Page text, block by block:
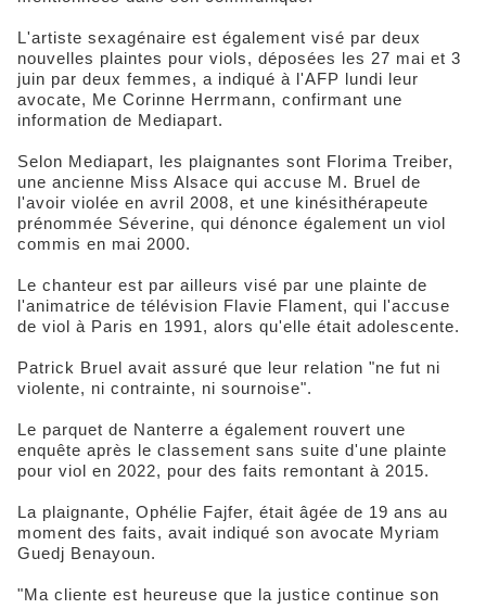
L'artiste sexagénaire est également visé par deux
nouvelles plaintes pour viols, déposées les 27 mai et 3
juin par deux femmes, a indiqué à l'AFP lundi leur
avocate, Me Corinne Herrmann, confirmant une
information de Mediapart.
Selon Mediapart, les plaignantes sont Florima Treiber,
une ancienne Miss Alsace qui accuse M. Bruel de
l'avoir violée en avril 2008, et une kinésithérapeute
prénommée Séverine, qui dénonce également un viol
commis en mai 2000.
Le chanteur est par ailleurs visé par une plainte de
l'animatrice de télévision Flavie Flament, qui l'accuse
de viol à Paris en 1991, alors qu'elle était adolescente.
Patrick Bruel avait assuré que leur relation "ne fut ni
violente, ni contrainte, ni sournoise".
Le parquet de Nanterre a également rouvert une
enquête après le classement sans suite d'une plainte
pour viol en 2022, pour des faits remontant à 2015.
La plaignante, Ophélie Fajfer, était âgée de 19 ans au
moment des faits, avait indiqué son avocate Myriam
Guedj Benayoun.
"Ma cliente est heureuse que la justice continue son